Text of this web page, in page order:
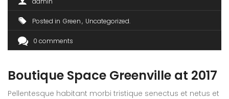
Posted in Green Uncategorized
0 comments
Boutique Space Greenville at 2017
Pellentesque habitant morbi tristique senectus et netus et